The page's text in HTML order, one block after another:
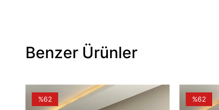
Benzer Ürünler
%62 %62